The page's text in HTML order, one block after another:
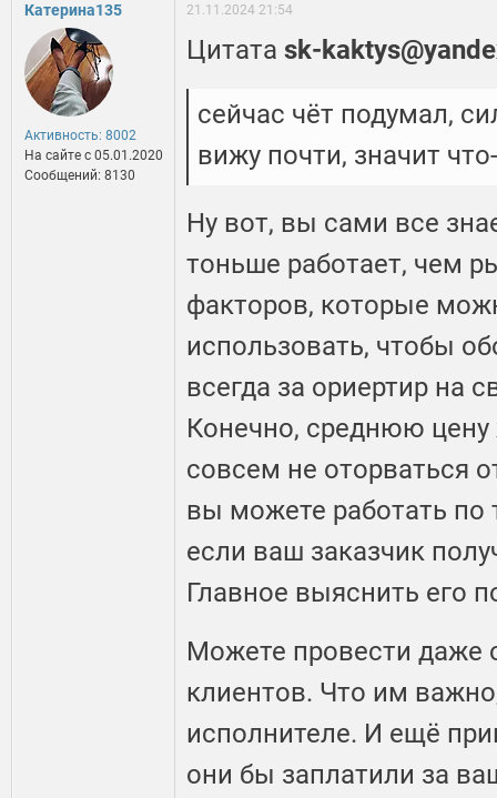
Катерина135
Активность: 8002
На сайте c 05.01.2020
Сообщений: 8130
21.11.2024 21:54
Цитата sk-
сейчас чёт подумал,
вижу почти, значит
Ну вот, вы сами все
тоньше работает, чем
факторов, которые
использовать, чтобы
всегда за ориертир на
Конечно, среднюю цену
совсем не оторваться
вы можете работать по
если ваш заказчик
Главное выяснить его
Можете провести даже
клиентов. Что им
исполнителе. И ещё
они бы заплатили за